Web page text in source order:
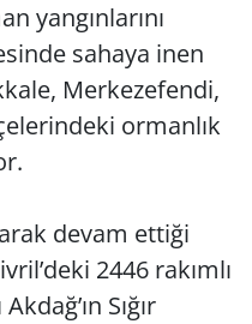
yangınlarını
sahaya inen
Merkezefendi,
ormanlık
devam ettiği
2446 rakımlı
Sığır